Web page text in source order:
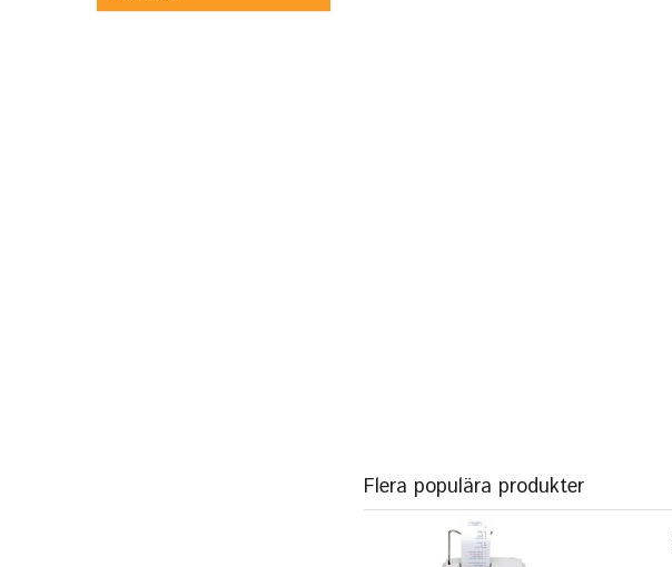
Flera populära produkter